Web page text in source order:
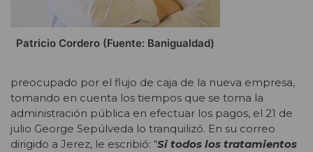
Patricio Cordero (Fuente: Banigualdad)
preocupado por el flujo de caja de la nueva empresa,
tomando en cuenta los tiempos que se toma la
administración pública en efectuar los pagos, el 21 de
julio George Sepúlveda lo tranquilizó. En su correo
dirigido a Jerez, le escribió: “Si todos los tratamientos